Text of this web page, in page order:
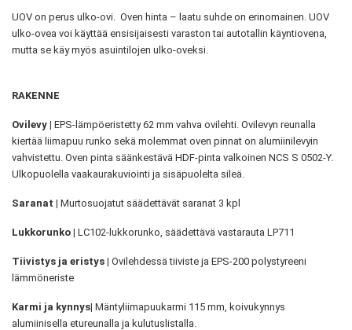
UOV on perus ulko-ovi. Oven hinta – laatu suhde on erinomainen. UOV
ulko-ovea voi käyttää ensisijaisesti varaston tai autotallin käyntiovena,
mutta se käy myös asuintilojen ulko-oveksi.
RAKENNE
Ovilevy | EPS-lämpöeristetty 62 mm vahva ovilehti. Ovilevyn reunalla
kiertää liimapuu runko sekä molemmat oven pinnat on alumiinilevyin
vahvistettu. Oven pinta säänkestävä HDF-pinta valkoinen NCS S 0502-Y.
Ulkopuolella vaakaurakuviointi ja sisäpuolelta sileä.
Saranat | Murtosuojatut säädettävät saranat 3 kpl
Lukkorunko | LC102-lukkorunko, säädettävä vastarauta LP711
Tiivistys ja eristys | Ovilehdessä tiiviste ja EPS-200 polystyreeni
lämmöneriste
Karmi ja kynnys| Mäntyliimapuukarmi 115 mm, koivukynnys
alumiinisella etureunalla ja kulutuslistalla.